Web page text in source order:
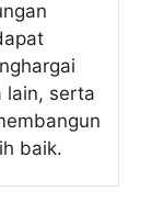
lain, serta
baik.